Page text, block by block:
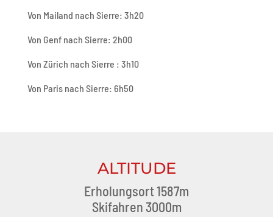
Von Mailand nach Sierre: 3h20
Von Genf nach Sierre: 2h00
Von Zürich nach Sierre : 3h10
Von Paris nach Sierre: 6h50
ALTITUDE
Erholungsort 1587m
Skifahren 3000m